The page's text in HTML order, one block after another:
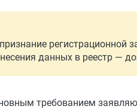
регистрационной
данных в реестр —
требованием